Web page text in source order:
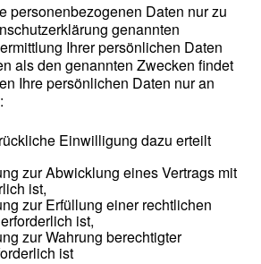
personenbezogenen Daten nur zu
genannten
Ihrer persönlichen Daten
als den genannten Zwecken findet
Ihre persönlichen Daten nur an
Einwilligung dazu erteilt
zur Abwicklung eines Vertrags mit
ist,
zur Erfüllung einer rechtlichen
ist,
zur Wahrung berechtigter
ist